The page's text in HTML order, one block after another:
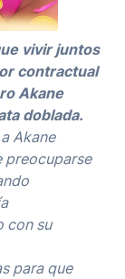
vivir juntos
contractual
Akane
doblada.
Akane
preocuparse
con su
para que